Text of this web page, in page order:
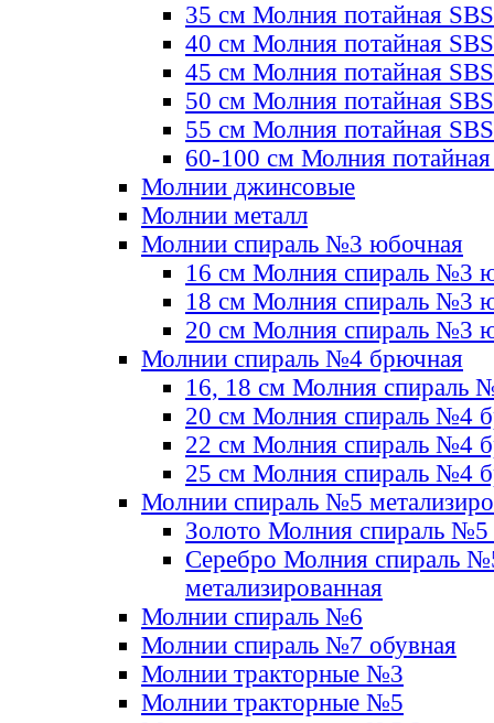
35 см Молния потайная SBS
40 см Молния потайная SBS
45 см Молния потайная SBS
50 см Молния потайная SBS
55 см Молния потайная SBS
60-100 см Молния
Молнии джинсовые
Молнии металл
Молнии спираль №3 юбочная
16 см Молния спираль №3
18 см Молния спираль №3
20 см Молния спираль №3
Молнии спираль №4 брючная
16, 18 см Молния спираль
20 см Молния спираль №4
22 см Молния спираль №4
25 см Молния спираль №4
Молнии спираль №5
Золото Молния спираль №5
Серебро Молния спираль
метализированная
Молнии спираль №6
Молнии спираль №7 обувная
Молнии тракторные №3
Молнии тракторные №5